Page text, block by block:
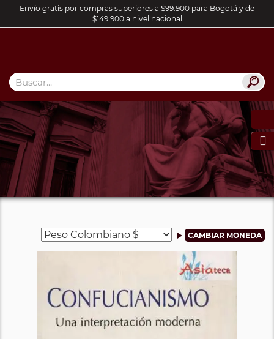
Envío gratis por compras superiores a $99.900 para Bogotá y de
$149.900 a nivel nacional
